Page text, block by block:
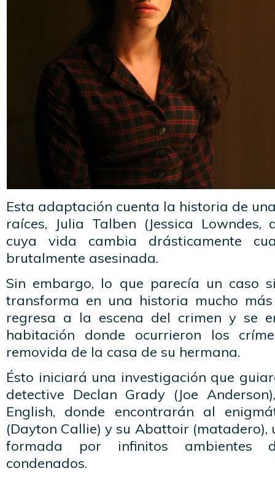
Esta adaptación cuenta la historia de
raíces, Julia Talben (Jessica Lowndes,
cuya vida cambia drásticamente
brutalmente asesinada.
Sin embargo, lo que parecía un caso
transforma en una historia mucho
regresa a la escena del crimen y se
habitación donde ocurrieron los
removida de la casa de su hermana.
Ésto iniciará una investigación que
detective Declan Grady (Joe
English, donde encontrarán al
(Dayton Callie) y su Abattoir (matadero),
formada por infinitos ambientes
condenados.